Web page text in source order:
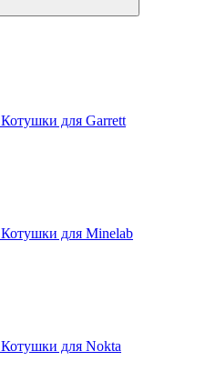
Котушки для Garrett
Котушки для Minelab
Котушки для Nokta